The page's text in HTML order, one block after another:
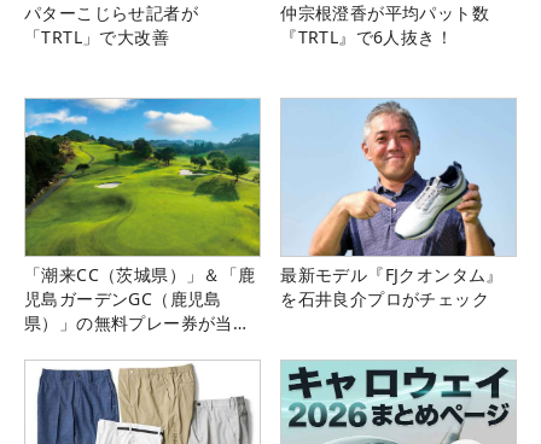
パターこじらせ記者が
「TRTL」で大改善
仲宗根澄香が平均パット数
『TRTL』で6人抜き！
「潮来CC（茨城県）」＆「鹿
児島ガーデンGC（鹿児島
県）」の無料プレー券が当た
最新モデル『FJクオンタム』
を石井良介プロがチェック